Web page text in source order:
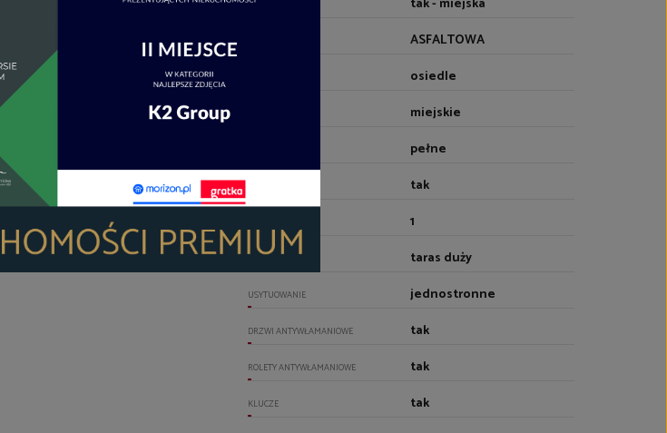
WODA
ASFALTOWA
osiedle
miejskie
pełne
tak
1
TARASY taras duży
USYTUOWANIE jednostronne
DRZWI ANTYWŁAMANIOWE tak
ROLETY ANTYWŁAMANIOWE tak
KLUCZE tak